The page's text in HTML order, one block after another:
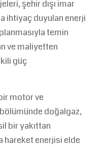
şehir dışı imar
ihtiyaç duyulan enerji
temin
ve maliyetten
güç
motor ve
doğalgaz,
bir yakıttan
hareket enerjisi elde